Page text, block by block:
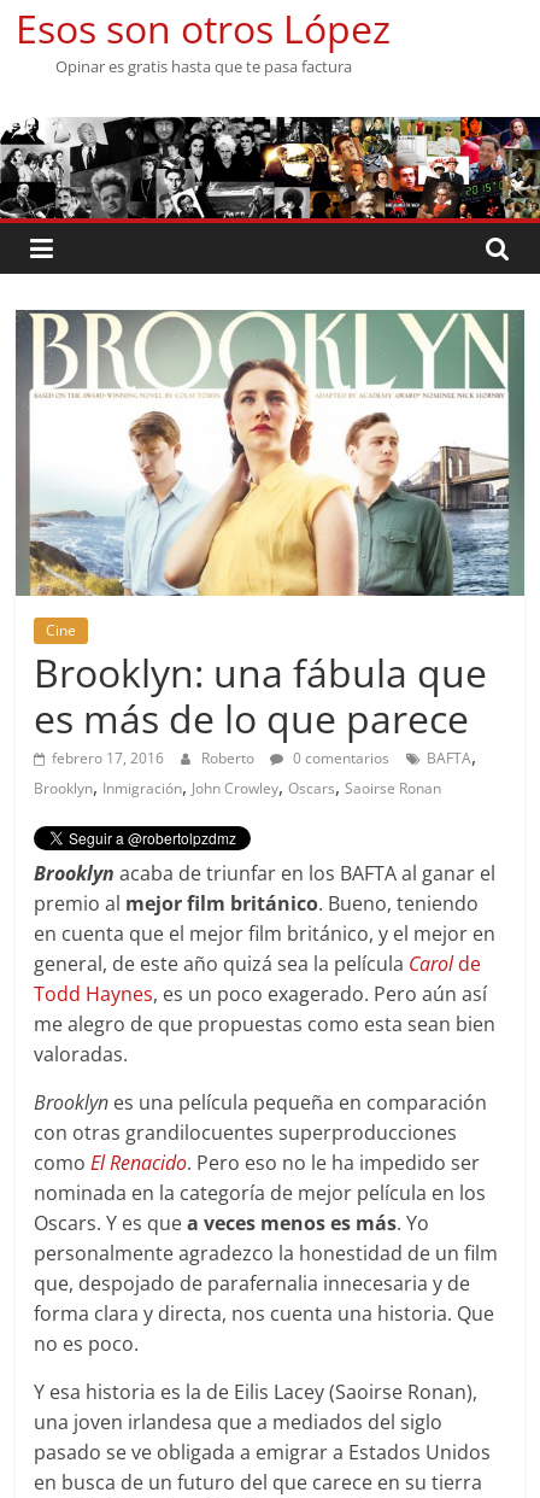
Saltar
contenido
Esos son otros López
Opinar es gratis hasta que te pasa factura
Cine
Brooklyn: una fábula que
es más de lo que parece
febrero 17, 2016 Roberto 0 comentarios BAFTA,
Brooklyn, Inmigración, John Crowley,Oscars,Saoirse Ronan
Brooklyn acaba de triunfar en los BAFTA al ganar el
premio al mejor film británico. Bueno, teniendo
en cuenta que el mejor film británico, y el mejor en
general, de este año quizá sea la película Carolde
Todd Haynes, es un poco exagerado. Pero aún así
me alegro de que propuestas como esta sean bien
valoradas.
Brooklyn es una película pequeña en comparación
con otras grandilocuentes superproducciones
comoEl Renacido. Pero eso no le ha impedido ser
nominada en la categoría de mejor película en los
Oscars. Y es quea veces menos es más. Yo
personalmente agradezco la honestidad de un film
que, despojado de parafernalia innecesaria y de
forma clara y directa, nos cuenta una historia. Que
no es poco.
Y esa historia es la de Eilis Lacey (Saoirse Ronan),
una joven irlandesa que a mediados del siglo
pasado se ve obligada a emigrar a Estados Unidos
en busca de un futuro del que carece en su tierra